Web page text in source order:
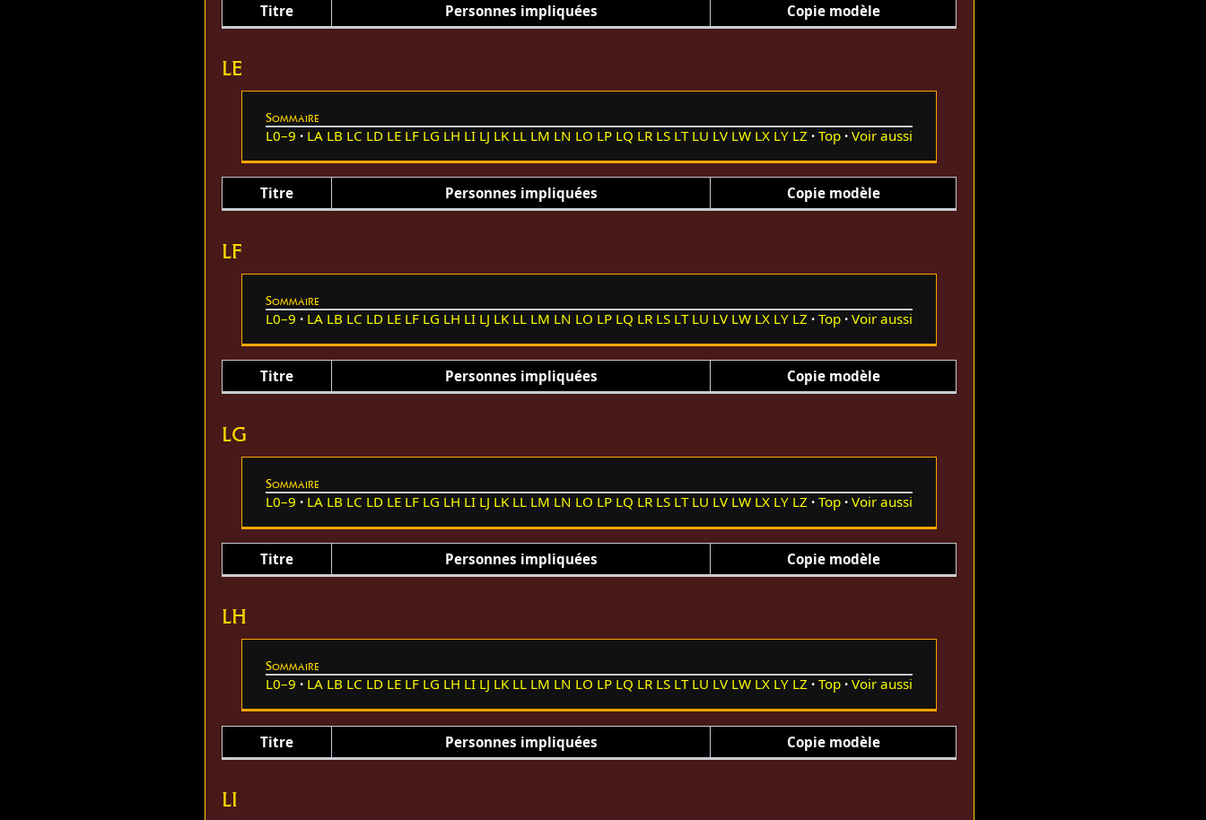
Titre Personnes impliquées Copie modèle
LE
Sommaire
L0–9 LA LB LC LD LE LF LG LH LI LJ LK LL LM LN LO LP LQ LR LS LT LU LV LW LX LY LZ Top Voir aussi
Titre Personnes impliquées Copie modèle
LF
Sommaire
L0–9 LA LB LC LD LE LF LG LH LI LJ LK LL LM LN LO LP LQ LR LS LT LU LV LW LX LY LZ Top Voir aussi
Titre Personnes impliquées Copie modèle
LG
Sommaire
L0–9 LA LB LC LD LE LF LG LH LI LJ LK LL LM LN LO LP LQ LR LS LT LU LV LW LX LY LZ Top Voir aussi
Titre Personnes impliquées Copie modèle
LH
Sommaire
L0–9 LA LB LC LD LE LF LG LH LI LJ LK LL LM LN LO LP LQ LR LS LT LU LV LW LX LY LZ Top Voir aussi
Titre Personnes impliquées Copie modèle
LI